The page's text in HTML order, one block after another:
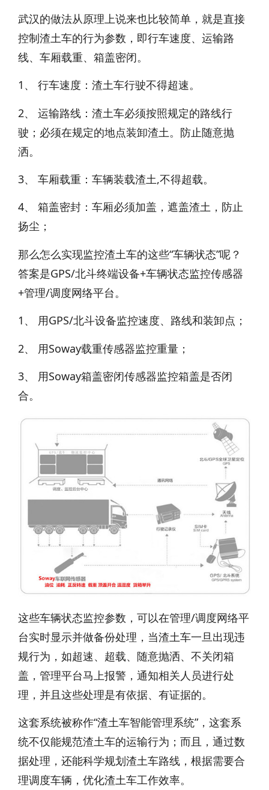
武汉的做法从原理上说来也比较简单，就是直接
控制渣土车的行为参数，即行车速度、运输路
线、车厢载重、箱盖密闭。
1、 行车速度：渣土车行驶不得超速。
2、 运输路线：渣土车必须按照规定的路线行
驶；必须在规定的地点装卸渣土。防止随意抛
洒。
3、 车厢载重：车辆装载渣土,不得超载。
4、 箱盖密封：车厢必须加盖，遮盖渣土，防止
扬尘；
那么怎么实现监控渣土车的这些“车辆状态”呢？
答案是GPS/北斗终端设备+车辆状态监控传感器
+管理/调度网络平台。
1、 用GPS/北斗设备监控速度、路线和装卸点；
2、 用Soway载重传感器监控重量；
3、 用Soway箱盖密闭传感器监控箱盖是否闭
合。
这些车辆状态监控参数，可以在管理/调度网络平
台实时显示并做备份处理，当渣土车一旦出现违
规行为，如超速、超载、随意抛洒、不关闭箱
盖，管理平台马上报警，通知相关人员进行处
理，并且这些处理是有依据、有证据的。
这套系统被称作“渣土车智能管理系统”，这套系
统不仅能规范渣土车的运输行为；而且，通过数
据处理，还能科学规划渣土车路线，根据需要合
理调度车辆，优化渣土车工作效率。